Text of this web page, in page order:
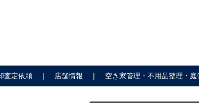
査定依頼 店舗情報 空き家管理・不用品整理・庭